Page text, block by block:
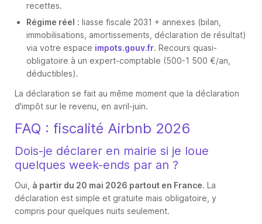
recettes.
Régime réel : liasse fiscale 2031 + annexes (bilan,
immobilisations, amortissements, déclaration de résultat)
via votre espace impots.gouv.fr. Recours quasi-
obligatoire à un expert-comptable (500-1 500 €/an,
déductibles).
La déclaration se fait au même moment que la déclaration
d'impôt sur le revenu, en avril-juin.
FAQ : fiscalité Airbnb 2026
Dois-je déclarer en mairie si je loue
quelques week-ends par an ?
Oui, à partir du 20 mai 2026 partout en France. La
déclaration est simple et gratuite mais obligatoire, y
compris pour quelques nuits seulement.